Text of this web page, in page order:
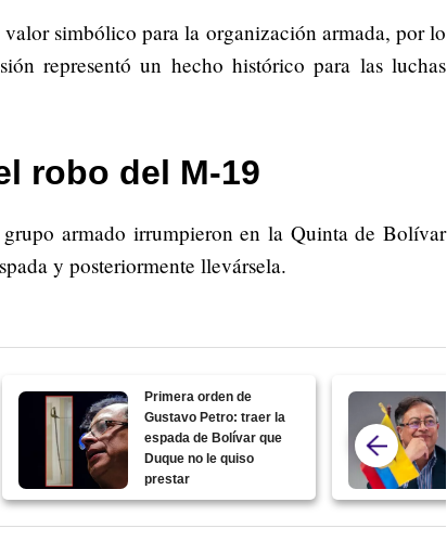
simbólico para la organización armada, por lo
representó un hecho histórico para las luchas
robo del M-19
armado irrumpieron en la Quinta de Bolívar
y posteriormente llevársela.
Primera orden de
Gustavo Petro: traer la
espada de Bolívar que
Duque no le quiso
prestar